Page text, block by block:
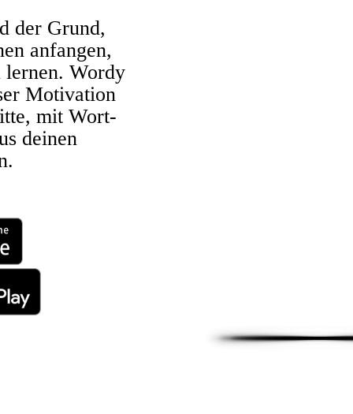
der Grund,
anfangen,
Wordy
Motivation
mit Wort-
deinen